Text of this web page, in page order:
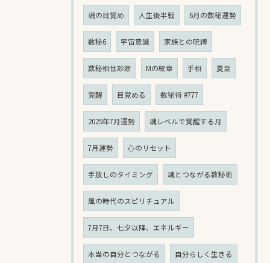
魂の目覚め 人生後半戦 6月の数秘運勢
数秘6 宇宙意識 家族との呪縛
数秘相性診断 Mの紋章 手相 夏至
覚醒 目覚める 数秘術 #777
2025年7月運勢 魂レベルで覚醒する月
7月運勢 心のリセット
手放しのタイミング 魂とつながる数秘術
風の時代のスピリチュアル
7月7日、七夕以降、エネルギー
本当の自分とつながる 自分らしく生きる